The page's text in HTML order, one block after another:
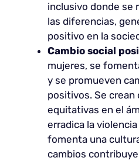
inclusivo donde se
las diferencias,
positivo en la
Cambio social
mujeres, se
y se promueven
positivos. Se
equitativas en el
erradica la
fomenta una
cambios